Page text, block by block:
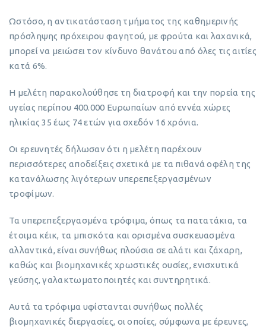
Ωστόσο, η αντικατάσταση τμήματος της καθημερινής
πρόσληψης πρόχειρου φαγητού, με φρούτα και λαχανικά,
μπορεί να μειώσει τον κίνδυνο θανάτου από όλες τις αιτίες
κατά 6%.
Η μελέτη παρακολούθησε τη διατροφή και την πορεία της
υγείας περίπου 400.000 Ευρωπαίων από εννέα χώρες
ηλικίας 35 έως 74 ετών για σχεδόν 16 χρόνια.
Οι ερευνητές δήλωσαν ότι η μελέτη παρέχουν
περισσότερες αποδείξεις σχετικά με τα πιθανά οφέλη της
κατανάλωσης λιγότερων υπερεπεξεργασμένων
τροφίμων.
Τα υπερεπεξεργασμένα τρόφιμα, όπως τα πατατάκια, τα
έτοιμα κέικ, τα μπισκότα και ορισμένα συσκευασμένα
αλλαντικά, είναι συνήθως πλούσια σε αλάτι και ζάχαρη,
καθώς και βιομηχανικές χρωστικές ουσίες, ενισχυτικά
γεύσης, γαλακτωματοποιητές και συντηρητικά.
Αυτά τα τρόφιμα υφίστανται συνήθως πολλές
βιομηχανικές διεργασίες, οι οποίες, σύμφωνα με έρευνες,